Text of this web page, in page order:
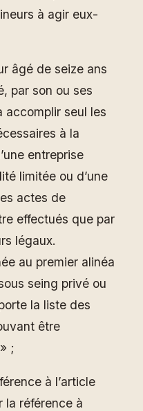
à agir eux-
âgé de seize ans
par son ou ses
accomplir seul les
à la
entreprise
limitée ou d’une
actes de
effectués que par
légaux.
au premier alinéa
seing privé ou
la liste des
être
;
à l’article
référence à